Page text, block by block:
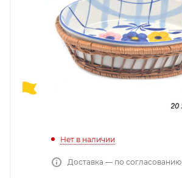
Нет в наличии
Доставка — по согласованию